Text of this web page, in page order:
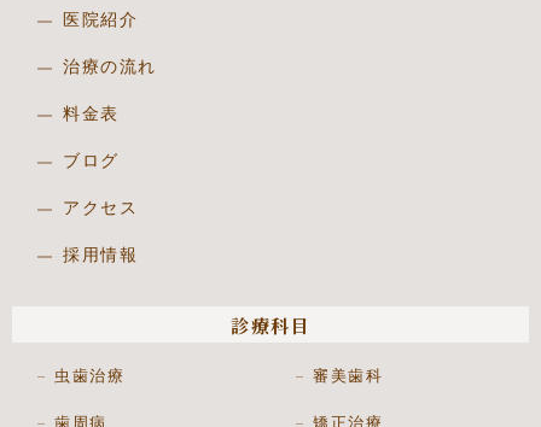
医院紹介
治療の流れ
料金表
ブログ
アクセス
採用情報
診療科目
虫歯治療
歯周病
審美歯科
矯正治療